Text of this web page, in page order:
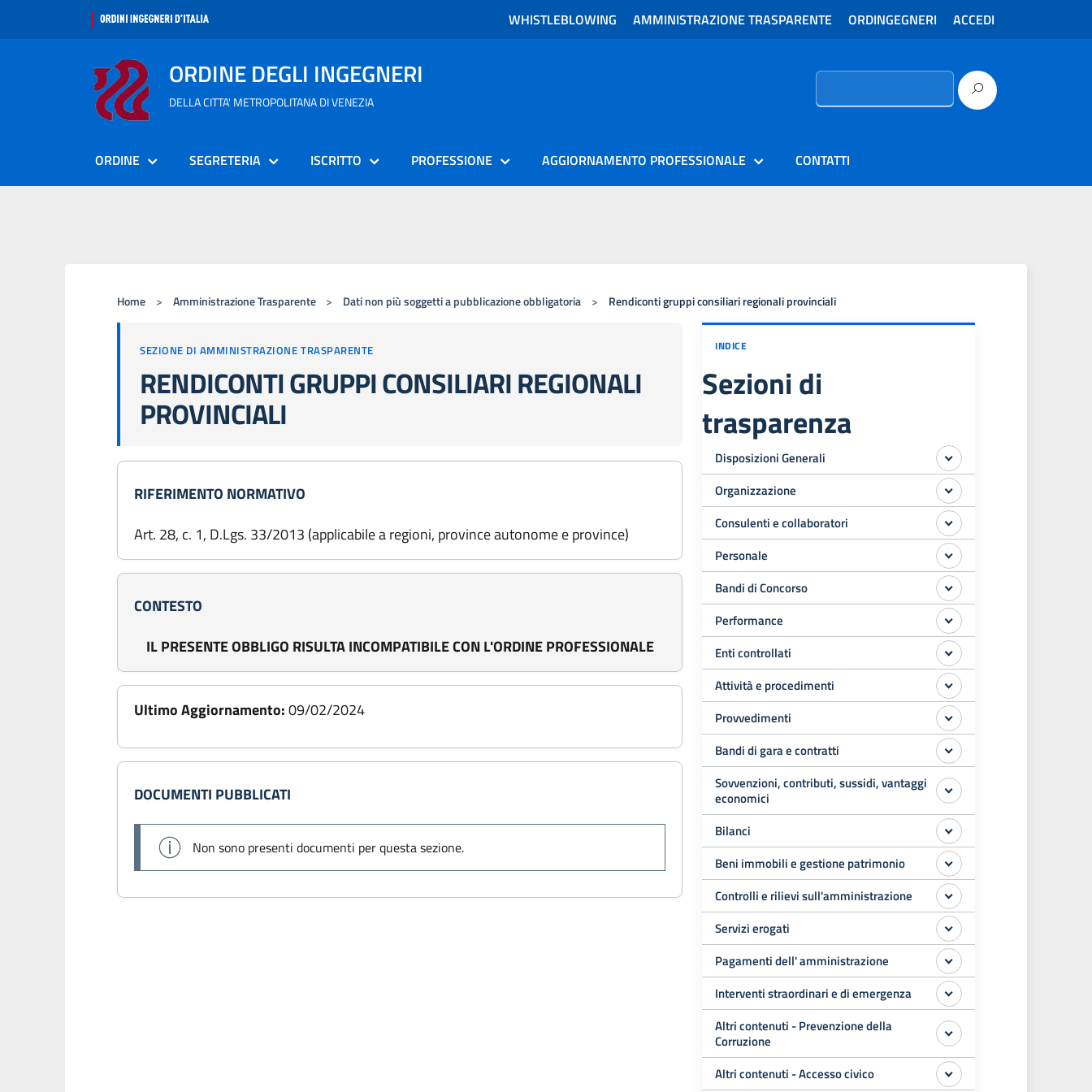
WHISTLEBLOWING AMMINISTRAZIONE TRASPARENTE ORDINGEGNERI ACCEDI
ORDINE DEGLI INGEGNERI
DELLA CITTA' METROPOLITANA DI VENEZIA
Ricerca
ORDINE SEGRETERIA ISCRITTO PROFESSIONE AGGIORNAMENTO PROFESSIONALE CONTATTI
Home > Amministrazione Trasparente > Dati non più soggetti a pubblicazione obbligatoria > Rendiconti gruppi consiliari regionali provinciali
SEZIONE DI AMMINISTRAZIONE TRASPARENTE
RENDICONTI GRUPPI CONSILIARI REGIONALI
PROVINCIALI
RIFERIMENTO NORMATIVO
Art. 28, c. 1, D.Lgs. 33/2013 (applicabile a regioni, province autonome e province)
CONTESTO
IL PRESENTE OBBLIGO RISULTA INCOMPATIBILE CON L'ORDINE PROFESSIONALE
Ultimo Aggiornamento:09/02/2024
DOCUMENTI PUBBLICATI
Non sono presenti documenti per questa sezione.
INDICE
Sezioni di
trasparenza
Disposizioni Generali
Organizzazione
Consulenti e collaboratori
Personale
Bandi di Concorso
Performance
Enti controllati
Attività e procedimenti
Provvedimenti
Bandi di gara e contratti
Sovvenzioni, contributi, sussidi, vantaggi
economici
Bilanci
Beni immobili e gestione patrimonio
Controlli e rilievi sull'amministrazione
Servizi erogati
Pagamenti dell' amministrazione
Interventi straordinari e di emergenza
Altri contenuti - Prevenzione della
Corruzione
Altri contenuti - Accesso civico